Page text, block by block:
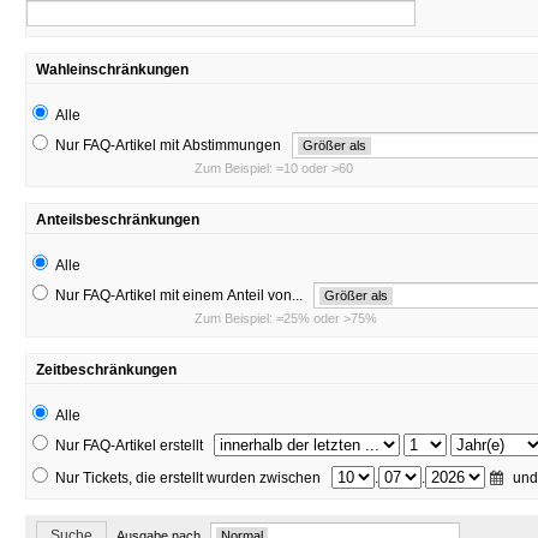
Wahleinschränkungen
Alle
Nur FAQ-Artikel mit Abstimmungen
Größer als
Zum Beispiel: =10 oder >60
Anteilsbeschränkungen
Alle
Nur FAQ-Artikel mit einem Anteil von...
Größer als
Zum Beispiel: =25% oder >75%
Zeitbeschränkungen
Alle
Nur FAQ-Artikel erstellt
Nur Tickets, die erstellt wurden zwischen
. . und